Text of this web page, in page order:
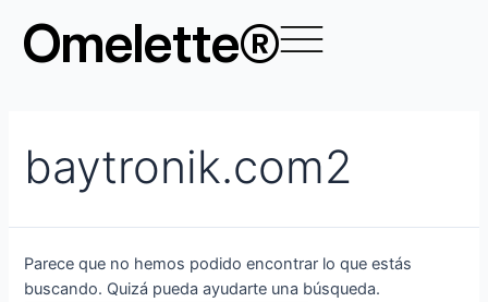
contenido
Omelette®
baytronik.com2
Parece que no hemos podido encontrar lo que estás
buscando. Quizá pueda ayudarte una búsqueda.
por: